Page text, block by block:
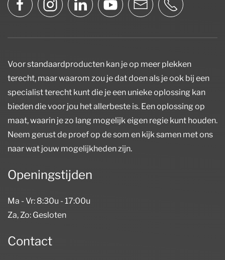
Voor standaardproducten kan je op meer plekken
terecht, maar waarom zou je dat doen als je ook bij een
specialist terecht kunt die je een unieke oplossing kan
bieden die voor jou het allerbeste is. Een oplossing op
maat, waarin je zo lang mogelijk eigen regie kunt houden.
Neem gerust de proef op de som en kijk samen met ons
naar wat jouw mogelijkheden zijn.
Openingstijden
Ma - Vr: 8:30u - 17:00u
Za, Zo: Gesloten
Contact